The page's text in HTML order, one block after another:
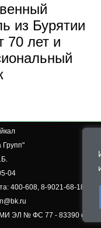
из Бурятии
70 лет и
Групп"
04
400-608, 8-9021-68-18-50,
ЭЛ № ФС 77 - 83390 от